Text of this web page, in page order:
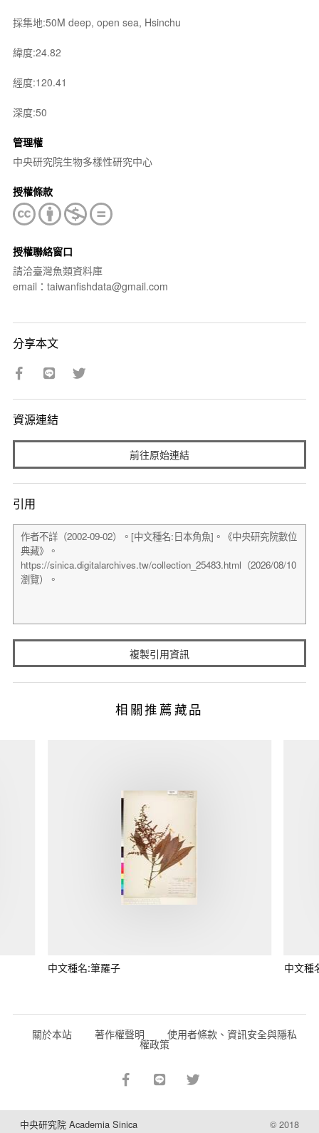
採集地:50M deep, open sea, Hsinchu
緯度:24.82
經度:120.41
深度:50
管理權
中央研究院生物多樣性研究中心
授權條款
授權聯絡窗口
請洽臺灣魚類資料庫
email：taiwanfishdata@gmail.com
分享本文
資源連結
前往原始連結
引用
複製引用資訊
相關推薦藏品
中文種名:筆羅子 中文種
關於本站 著作權聲明 使用者條款、資訊安全與隱私
權政策
中央研究院 Academia Sinica © 2018